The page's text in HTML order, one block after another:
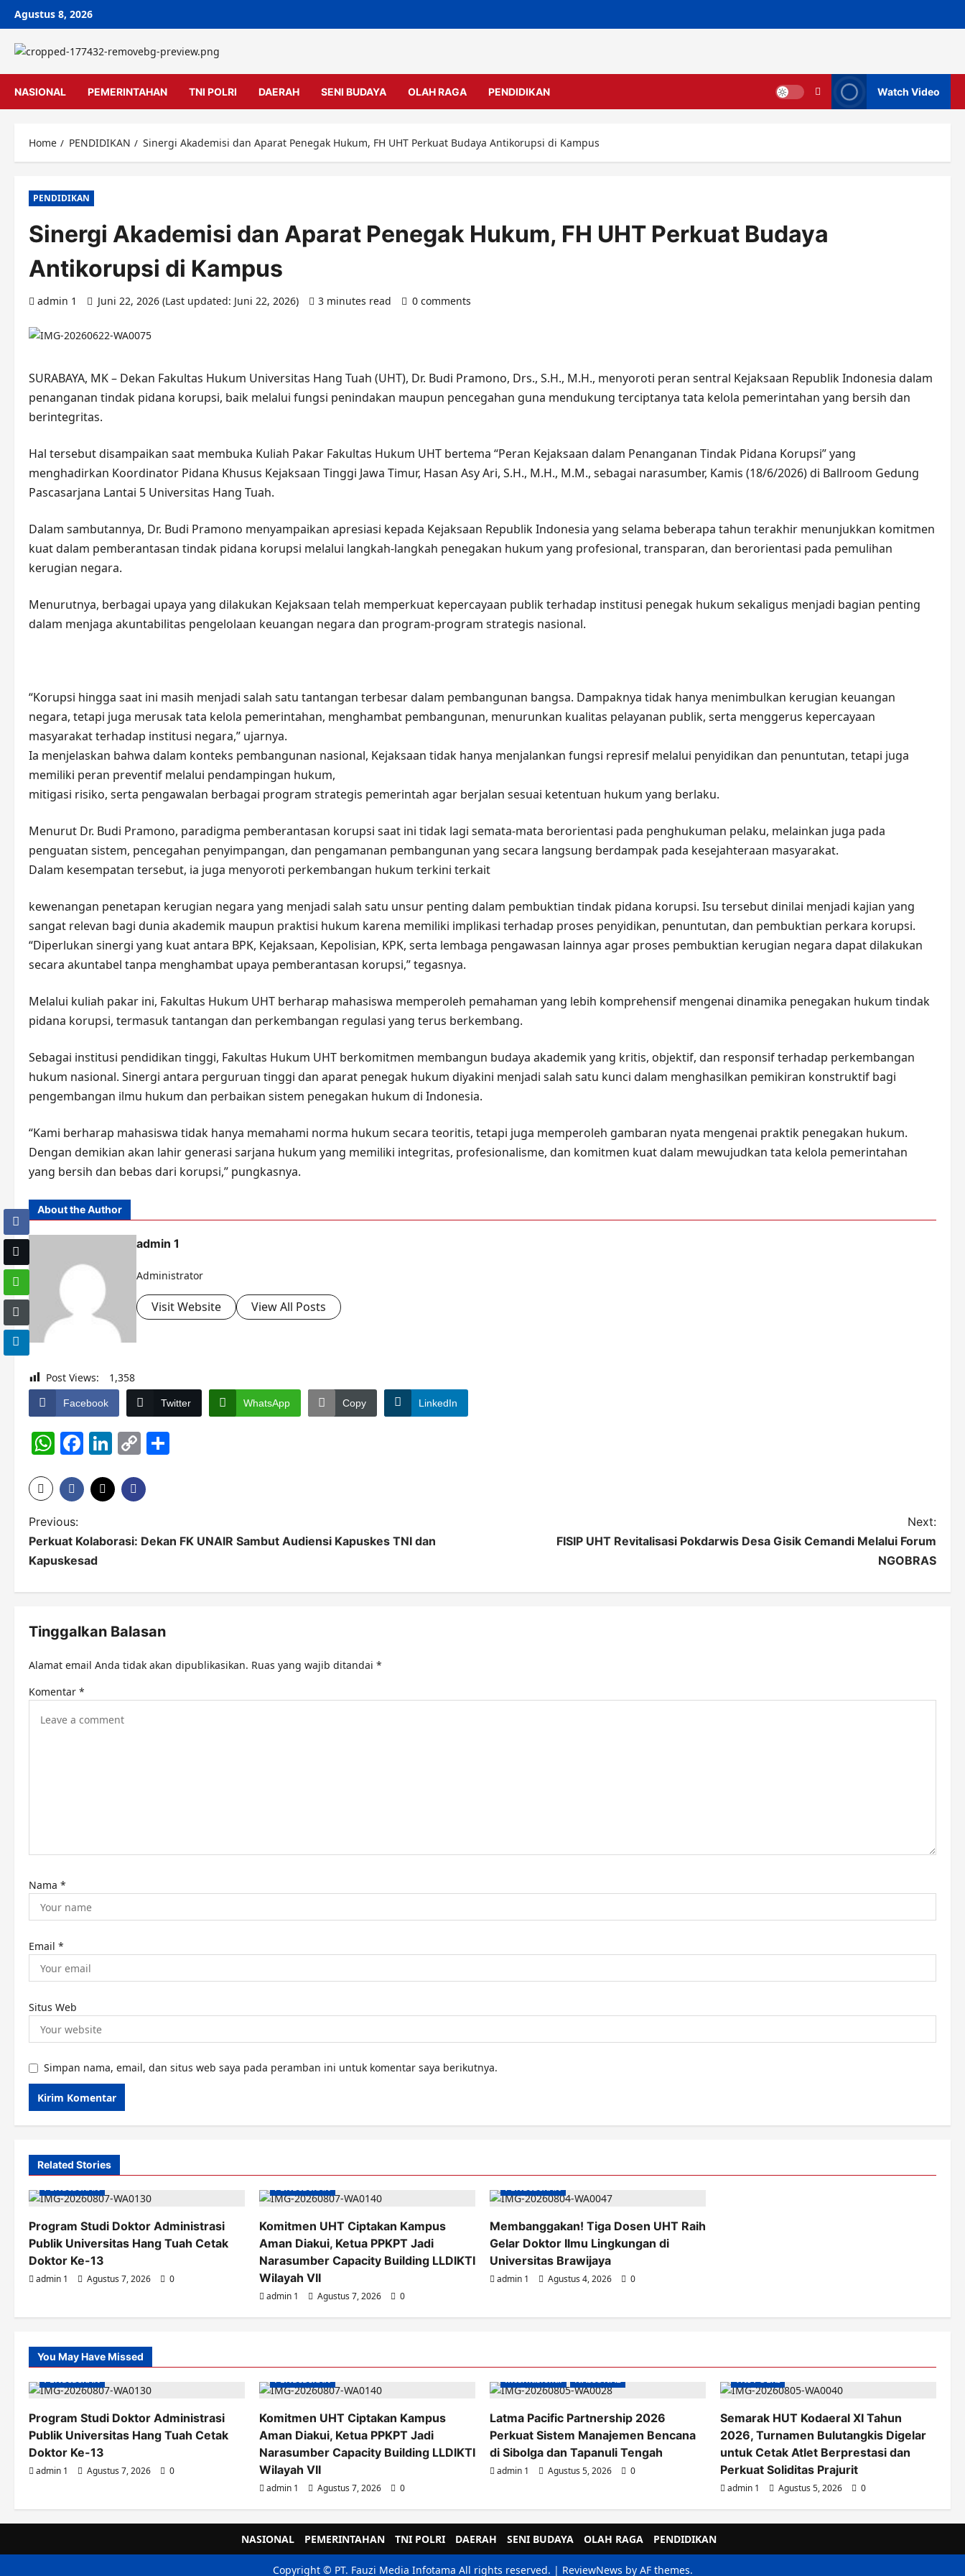
Skip
content
Agustus 8, 2026
NASIONAL PEMERINTAHAN TNI POLRI DAERAH SENI BUDAYA OLAH RAGA PENDIDIKAN Watch Video
Home PENDIDIKAN Sinergi Akademisi dan Aparat Penegak Hukum, FH UHT Perkuat Budaya Antikorupsi di Kampus
PENDIDIKAN
Sinergi Akademisi dan Aparat Penegak Hukum, FH UHT Perkuat Budaya
Antikorupsi di Kampus
admin 1 Juni 22, 2026 (Last updated: Juni 22, 2026) 3 minutes read 0 comments
SURABAYA, MK – Dekan Fakultas Hukum Universitas Hang Tuah (UHT), Dr. Budi Pramono, Drs., S.H., M.H., menyoroti peran sentral Kejaksaan Republik Indonesia dalam
penanganan tindak pidana korupsi, baik melalui fungsi penindakan maupun pencegahan guna mendukung terciptanya tata kelola pemerintahan yang bersih dan
berintegritas.
Hal tersebut disampaikan saat membuka Kuliah Pakar Fakultas Hukum UHT bertema “Peran Kejaksaan dalam Penanganan Tindak Pidana Korupsi” yang
menghadirkan Koordinator Pidana Khusus Kejaksaan Tinggi Jawa Timur, Hasan Asy Ari, S.H., M.H., M.M., sebagai narasumber, Kamis (18/6/2026) di Ballroom Gedung
Pascasarjana Lantai 5 Universitas Hang Tuah.
Dalam sambutannya, Dr. Budi Pramono menyampaikan apresiasi kepada Kejaksaan Republik Indonesia yang selama beberapa tahun terakhir menunjukkan komitmen
kuat dalam pemberantasan tindak pidana korupsi melalui langkah-langkah penegakan hukum yang profesional, transparan, dan berorientasi pada pemulihan
kerugian negara.
Menurutnya, berbagai upaya yang dilakukan Kejaksaan telah memperkuat kepercayaan publik terhadap institusi penegak hukum sekaligus menjadi bagian penting
dalam menjaga akuntabilitas pengelolaan keuangan negara dan program-program strategis nasional.
“Korupsi hingga saat ini masih menjadi salah satu tantangan terbesar dalam pembangunan bangsa. Dampaknya tidak hanya menimbulkan kerugian keuangan
negara, tetapi juga merusak tata kelola pemerintahan, menghambat pembangunan, menurunkan kualitas pelayanan publik, serta menggerus kepercayaan
masyarakat terhadap institusi negara,” ujarnya.
Ia menjelaskan bahwa dalam konteks pembangunan nasional, Kejaksaan tidak hanya menjalankan fungsi represif melalui penyidikan dan penuntutan, tetapi juga
memiliki peran preventif melalui pendampingan hukum,
mitigasi risiko, serta pengawalan berbagai program strategis pemerintah agar berjalan sesuai ketentuan hukum yang berlaku.
Menurut Dr. Budi Pramono, paradigma pemberantasan korupsi saat ini tidak lagi semata-mata berorientasi pada penghukuman pelaku, melainkan juga pada
penguatan sistem, pencegahan penyimpangan, dan pengamanan pembangunan yang secara langsung berdampak pada kesejahteraan masyarakat.
Dalam kesempatan tersebut, ia juga menyoroti perkembangan hukum terkini terkait
kewenangan penetapan kerugian negara yang menjadi salah satu unsur penting dalam pembuktian tindak pidana korupsi. Isu tersebut dinilai menjadi kajian yang
sangat relevan bagi dunia akademik maupun praktisi hukum karena memiliki implikasi terhadap proses penyidikan, penuntutan, dan pembuktian perkara korupsi.
“Diperlukan sinergi yang kuat antara BPK, Kejaksaan, Kepolisian, KPK, serta lembaga pengawasan lainnya agar proses pembuktian kerugian negara dapat dilakukan
secara akuntabel tanpa menghambat upaya pemberantasan korupsi,” tegasnya.
Melalui kuliah pakar ini, Fakultas Hukum UHT berharap mahasiswa memperoleh pemahaman yang lebih komprehensif mengenai dinamika penegakan hukum tindak
pidana korupsi, termasuk tantangan dan perkembangan regulasi yang terus berkembang.
Sebagai institusi pendidikan tinggi, Fakultas Hukum UHT berkomitmen membangun budaya akademik yang kritis, objektif, dan responsif terhadap perkembangan
hukum nasional. Sinergi antara perguruan tinggi dan aparat penegak hukum diyakini menjadi salah satu kunci dalam menghasilkan pemikiran konstruktif bagi
pengembangan ilmu hukum dan perbaikan sistem penegakan hukum di Indonesia.
“Kami berharap mahasiswa tidak hanya memahami norma hukum secara teoritis, tetapi juga memperoleh gambaran nyata mengenai praktik penegakan hukum.
Dengan demikian akan lahir generasi sarjana hukum yang memiliki integritas, profesionalisme, dan komitmen kuat dalam mewujudkan tata kelola pemerintahan
yang bersih dan bebas dari korupsi,” pungkasnya.
About the Author
admin 1
Administrator
Visit Website View All Posts
Post Views: 1,358
Facebook Twitter WhatsApp Copy LinkedIn
WhatsApp
Facebook
LinkedIn
Copy
P
o
n
i
n
Previous:
Perkuat Kolaborasi: Dekan FK UNAIR Sambut Audiensi Kapuskes TNI dan
Kapuskesad
Next:
FISIP UHT Revitalisasi Pokdarwis Desa Gisik Cemandi Melalui Forum
NGOBRAS
Tinggalkan Balasan
Alamat email Anda tidak akan dipublikasikan. Ruas yang wajib ditandai *
Komentar *
Nama *
Email *
Situs Web
Simpan nama, email, dan situs web saya pada peramban ini untuk komentar saya berikutnya.
Related Stories
PENDIDIKAN
Program Studi Doktor Administrasi
Publik Universitas Hang Tuah Cetak
Doktor Ke-13
admin 1 Agustus 7, 2026 0
PENDIDIKAN
Komitmen UHT Ciptakan Kampus
Aman Diakui, Ketua PPKPT Jadi
Narasumber Capacity Building LLDIKTI
Wilayah VII
admin 1 Agustus 7, 2026 0
PENDIDIKAN
Membanggakan! Tiga Dosen UHT Raih
Gelar Doktor Ilmu Lingkungan di
Universitas Brawijaya
admin 1 Agustus 4, 2026 0
You May Have Missed
PENDIDIKAN
Program Studi Doktor Administrasi
Publik Universitas Hang Tuah Cetak
Doktor Ke-13
admin 1 Agustus 7, 2026 0
PENDIDIKAN
Komitmen UHT Ciptakan Kampus
Aman Diakui, Ketua PPKPT Jadi
Narasumber Capacity Building LLDIKTI
Wilayah VII
admin 1 Agustus 7, 2026 0
internasional NASIONAL
Latma Pacific Partnership 2026
Perkuat Sistem Manajemen Bencana
di Sibolga dan Tapanuli Tengah
admin 1 Agustus 5, 2026 0
TNI POLRI
Semarak HUT Kodaeral XI Tahun
2026, Turnamen Bulutangkis Digelar
untuk Cetak Atlet Berprestasi dan
Perkuat Soliditas Prajurit
admin 1 Agustus 5, 2026 0
NASIONAL PEMERINTAHAN TNI POLRI DAERAH SENI BUDAYA OLAH RAGA PENDIDIKAN
Copyright © PT. Fauzi Media Infotama All rights reserved. | ReviewNews by AF themes.